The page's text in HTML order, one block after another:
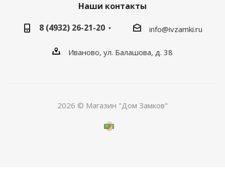
Наши контакты
8 (4932) 26-21-20
info@ivzamki.ru
Иваново, ул. Балашова, д. 38
2026 © Магазин "Дом Замков"